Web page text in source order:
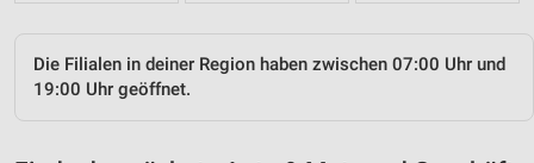
Die Filialen in deiner Region haben zwischen 07:00 Uhr und
19:00 Uhr geöffnet.